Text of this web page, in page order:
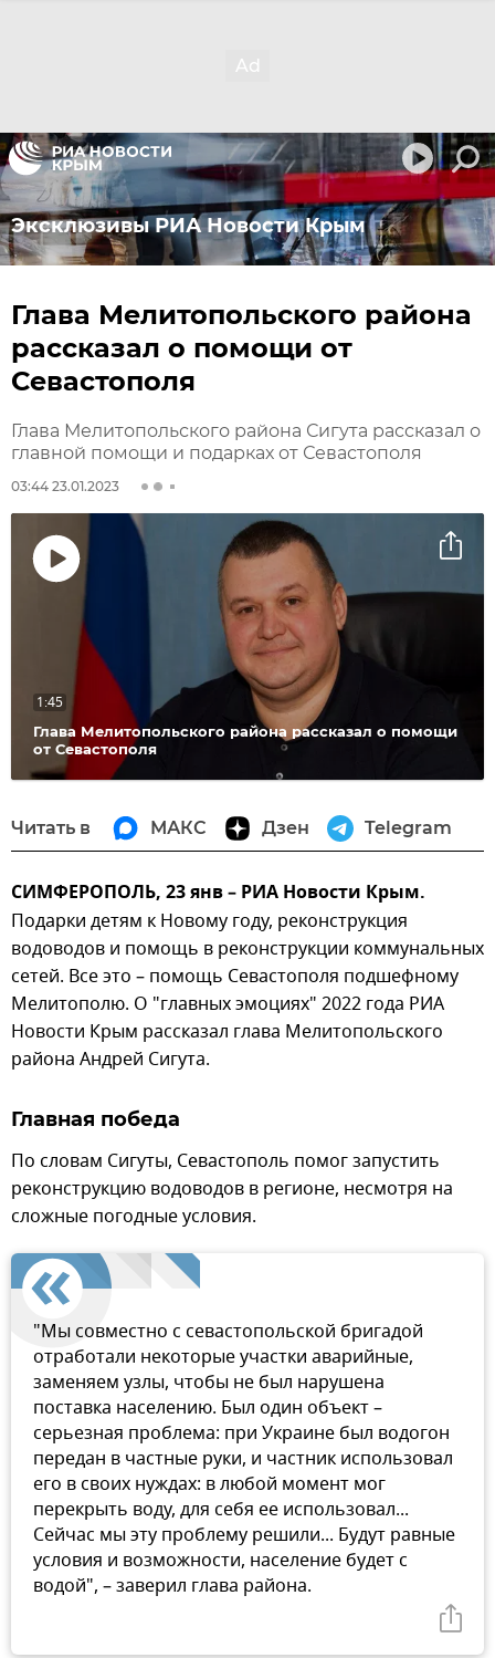
Эксклюзивы РИА Новости Крым
Глава Мелитопольского района
рассказал о помощи от
Севастополя
Глава Мелитопольского района Сигута рассказал о
главной помощи и подарках от Севастополя
03:44 23.01.2023
Глава Мелитопольского района рассказал о помощи
от Севастополя
1:45
Читать в МАКС Дзен Telegram
СИМФЕРОПОЛЬ, 23 янв – РИА Новости Крым.
Подарки детям к Новому году, реконструкция
водоводов и помощь в реконструкции коммунальных
сетей. Все это – помощь Севастополя подшефному
Мелитополю. О "главных эмоциях" 2022 года РИА
Новости Крым рассказал глава Мелитопольского
района Андрей Сигута.
Главная победа
По словам Сигуты, Севастополь помог запустить
реконструкцию водоводов в регионе, несмотря на
сложные погодные условия.
"Мы совместно с севастопольской бригадой
отработали некоторые участки аварийные,
заменяем узлы, чтобы не был нарушена
поставка населению. Был один объект –
серьезная проблема: при Украине был водогон
передан в частные руки, и частник использовал
его в своих нуждах: в любой момент мог
перекрыть воду, для себя ее использовал...
Сейчас мы эту проблему решили... Будут равные
условия и возможности, население будет с
водой", – заверил глава района.